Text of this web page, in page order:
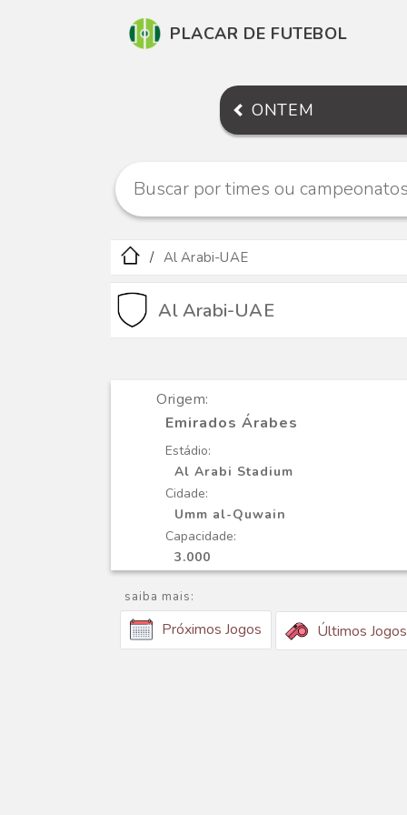
PLACAR DE FUTEBOL
ONTEM
Al Arabi-UAE
Al Arabi-UAE
Origem:
Emirados Árabes
Estádio:
Al Arabi Stadium
Cidade:
Umm al-Quwain
Capacidade:
3.000
saiba mais:
Próximos Jogos Últimos Jogos